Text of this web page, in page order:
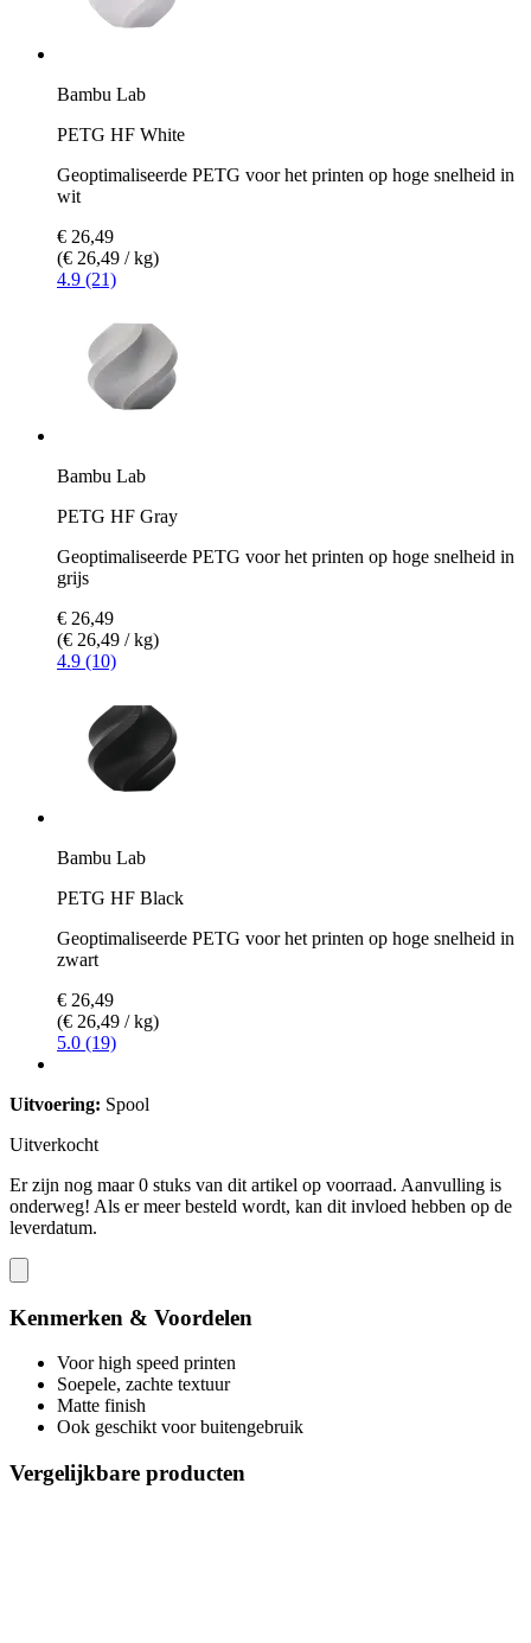
Bambu Lab
PETG HF White
Geoptimaliseerde PETG voor het printen op hoge snelheid in
wit
€ 26,49
(€ 26,49 / kg)
4.9 (21)
Bambu Lab
PETG HF Gray
Geoptimaliseerde PETG voor het printen op hoge snelheid in
grijs
€ 26,49
(€ 26,49 / kg)
4.9 (10)
Bambu Lab
PETG HF Black
Geoptimaliseerde PETG voor het printen op hoge snelheid in
zwart
€ 26,49
(€ 26,49 / kg)
5.0 (19)
Uitvoering: Spool
Uitverkocht
Er zijn nog maar 0 stuks van dit artikel op voorraad. Aanvulling is
onderweg! Als er meer besteld wordt, kan dit invloed hebben op de
leverdatum.
Kenmerken & Voordelen
Voor high speed printen
Soepele, zachte textuur
Matte finish
Ook geschikt voor buitengebruik
Vergelijkbare producten